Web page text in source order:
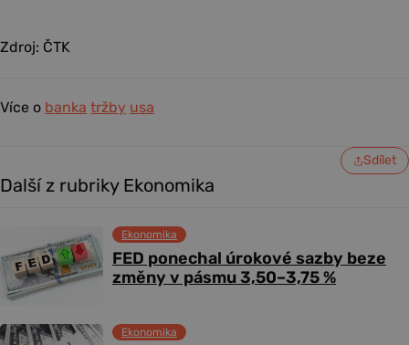
Zdroj: ČTK
Více o banka tržby usa
Sdílet
Další z rubriky Ekonomika
FED ponechal úrokové sazby beze
změny v pásmu 3,50–3,75 %
Ekonomika
Ekonomika